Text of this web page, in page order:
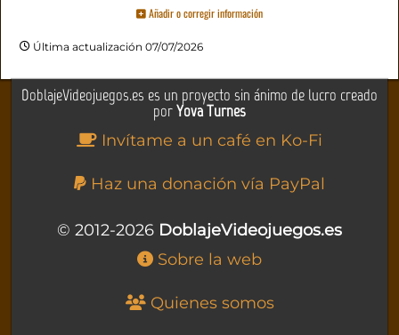
Añadir o corregir información
Última actualización 07/07/2026
DoblajeVideojuegos.es es un proyecto sin ánimo de lucro creado
porYova Turnes
Invítame a un café en Ko-Fi
Haz una donación vía PayPal
© 2012-2026 DoblajeVideojuegos.es
Sobre la web
Quienes somos